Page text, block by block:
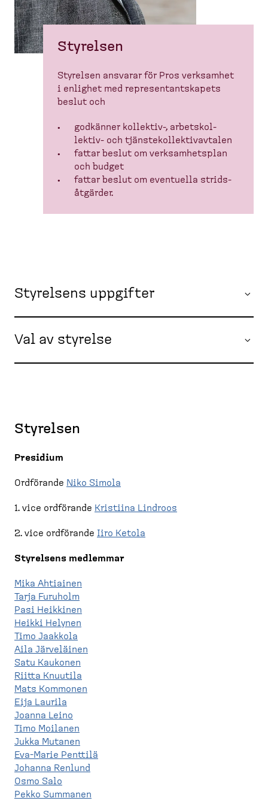
Styrelsen
Styrelsen ansvarar för Pros verksamhet
i enlighet med represen­tant­skapets
beslut och
godkänner kollektiv-​, arbetskol­
lektiv-​ och tjänste­kol­lek­tivavtalen
fattar beslut om verksam­hetsplan
och budget
fattar beslut om eventuella strids­
åt­gärder.
Styrelsens uppgifter
Val av styrelse
Styrelsen
Presidium
Ordförande Niko Simola
1. vice ordförande Kristiina Lindroos
2. vice ordförande Iiro Ketola
Styrelsens medlemmar
Mika Ahtiainen
Tarja Furuholm
Pasi Heikkinen
Heikki Helynen
Timo Jaakkola
Aila Järveläinen
Satu Kaukonen
Riitta Knuutila
Mats Kommonen
Eija Laurila
Joanna Leino
Timo Moilanen
Jukka Mutanen
Eva-Marie Penttilä
Johanna Renlund
Osmo Salo
Pekko Summanen